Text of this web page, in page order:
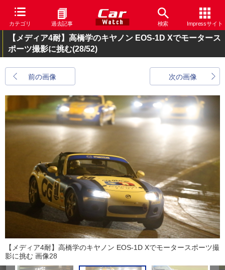
カテゴリ 過去記事 検索 Impressサイト
【メディア4耐】高橋学のキヤノン EOS-1D Xでモータース
ポーツ撮影に挑む(28/52)
前の画像 次の画像
【メディア4耐】高橋学のキヤノン EOS-1D Xでモータースポーツ撮
影に挑む 画像28